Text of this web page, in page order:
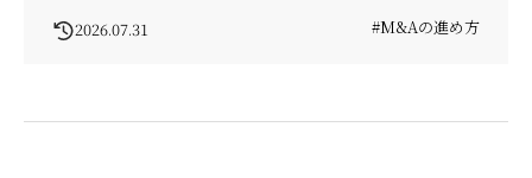
2026.07.31 #M&Aの進め方